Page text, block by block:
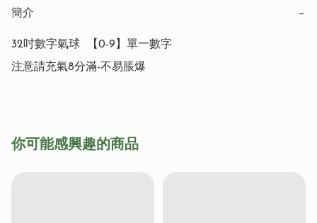
簡介 −
32吋數字氣球  【0-9】單一數字
注意請充氣8分滿-不易脹爆
你可能感興趣的商品